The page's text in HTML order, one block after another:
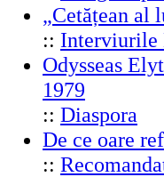
„Cetățean
:: Interviurile
Odysseas
1979
:: Diaspora
De ce oare
::